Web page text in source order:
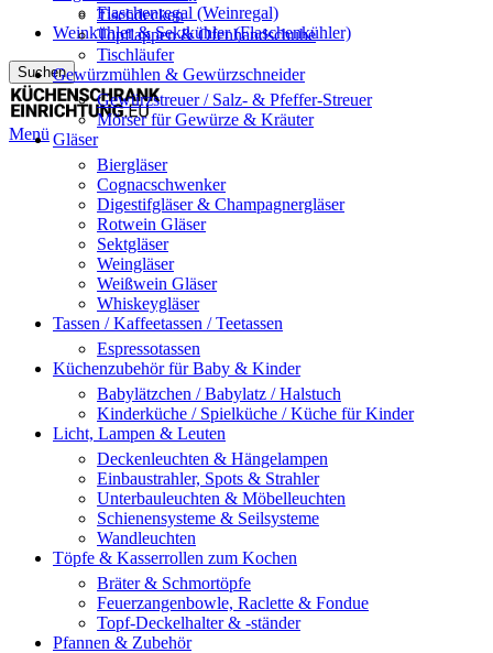
Flaschenregal (Weinregal)
Weinkühler & Sektkühler (Flaschenkühler)
Suchen
Menü
Tischdecken
Topflappen & Ofenhandschuhe
Tischläufer
Gewürzmühlen & Gewürzschneider
Gewürzstreuer / Salz- & Pfeffer-Streuer
Mörser für Gewürze & Kräuter
Gläser
Biergläser
Cognacschwenker
Digestifgläser & Champagnergläser
Rotwein Gläser
Sektgläser
Weingläser
Weißwein Gläser
Whiskeygläser
Tassen / Kaffeetassen / Teetassen
Espressotassen
Küchenzubehör für Baby & Kinder
Babylätzchen / Babylatz / Halstuch
Kinderküche / Spielküche / Küche für Kinder
Licht, Lampen & Leuten
Deckenleuchten & Hängelampen
Einbaustrahler, Spots & Strahler
Unterbauleuchten & Möbelleuchten
Schienensysteme & Seilsysteme
Wandleuchten
Töpfe & Kasserrollen zum Kochen
Bräter & Schmortöpfe
Feuerzangenbowle, Raclette & Fondue
Topf-Deckelhalter & -ständer
Pfannen & Zubehör